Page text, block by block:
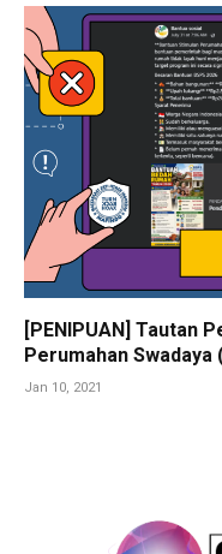
[PENIPUAN] Tautan
Perumahan Swadaya
Jan 10, 2021